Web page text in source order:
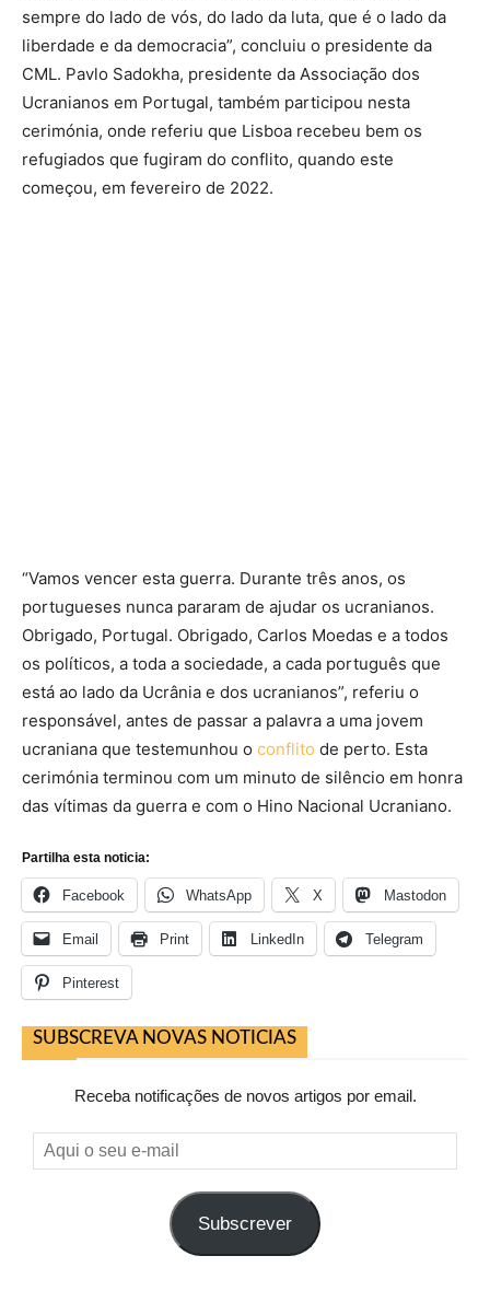
sempre do lado de vós, do lado da luta, que é o lado da
liberdade e da democracia”, concluiu o presidente da
CML. Pavlo Sadokha, presidente da Associação dos
Ucranianos em Portugal, também participou nesta
cerimónia, onde referiu que Lisboa recebeu bem os
refugiados que fugiram do conflito, quando este
começou, em fevereiro de 2022.
“Vamos vencer esta guerra. Durante três anos, os
portugueses nunca pararam de ajudar os ucranianos.
Obrigado, Portugal. Obrigado, Carlos Moedas e a todos
os políticos, a toda a sociedade, a cada português que
está ao lado da Ucrânia e dos ucranianos”, referiu o
responsável, antes de passar a palavra a uma jovem
ucraniana que testemunhou o conflito de perto. Esta
cerimónia terminou com um minuto de silêncio em honra
das vítimas da guerra e com o Hino Nacional Ucraniano.
Partilha esta noticia:
Facebook WhatsApp X Mastodon
Email Print LinkedIn Telegram
Pinterest
SUBSCREVA NOVAS NOTICIAS
Receba notificações de novos artigos por email.
Aqui
o
Subscrever